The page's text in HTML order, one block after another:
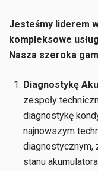
Jesteśmy liderem
kompleksowe
Nasza szeroka
Diagnostykę
zespoły
diagnostykę
najnowszym
diagnostycznym,
stanu